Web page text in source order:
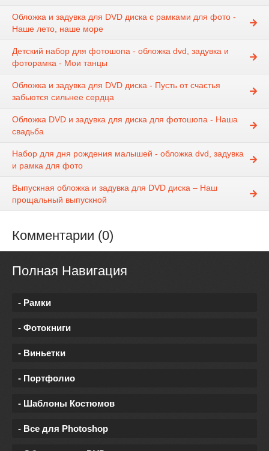
Обложка и задувка для DVD диска с рамками для фото -
Наше лето, наше море
Детский набор для фотошопа - обложка dvd, задувка и
фоторамка - Мои танцы
Обложка и задувка для DVD диска - Пусть от счастья
забьются сильнее сердца
Обложка DVD и задувка для диска для фотошопа - Наша
свадьба
Набор для дня рождения малышей - обложка dvd, задувка
и рамка для фото
Выпускная обложка и задувка для DVD диска – Наш
прощальный выпускной
Комментарии (0)
Полная Навигация
- Рамки
- Фотокниги
- Виньетки
- Портфолио
- Шаблоны Костюмов
- Все для Photoshop